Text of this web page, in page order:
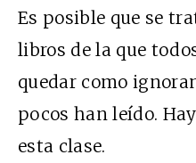
Es posible que se
libros de la que
quedar como
pocos han leído.
esta clase.